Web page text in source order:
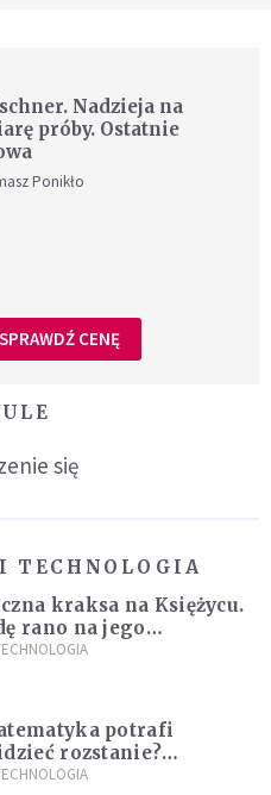
Nadzieja na
próby. Ostatnie
Ponikło
SPRAWDŹ CENĘ
się
TECHNOLOGIA
kraksa na Księżycu.
rano na jego
dojdzie do
potrafi
rozstanie?
stworzyli model